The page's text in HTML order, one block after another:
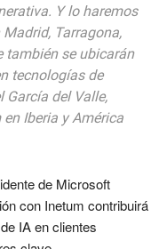
Y lo haremos
Madrid, Tarragona,
también se ubicarán
tecnologías de
del Valle,
Iberia y América
de Microsoft
con Inetum contribuirá
IA en clientes